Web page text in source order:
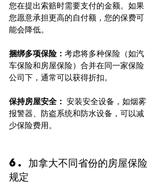
您在提出索赔时需要支付的金额。如果
您愿意承担更高的自付额，您的保费可
能会降低。
捆绑多项保险： 考虑将多种保险（如汽
车保险和房屋保险）合并在同一家保险
公司下，通常可以获得折扣。
保持房屋安全： 安装安全设备，如烟雾
报警器、防盗系统和防水设备，可以减
少保险费用。
6. 加拿大不同省份的房屋保险
规定